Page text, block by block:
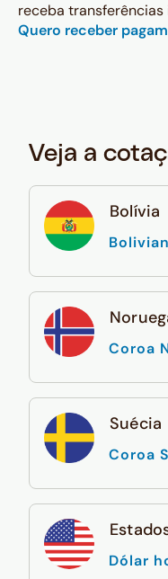
receba
Quero receber
Veja a
Bolívia
Coroa
Suécia
Coroa
Dólar